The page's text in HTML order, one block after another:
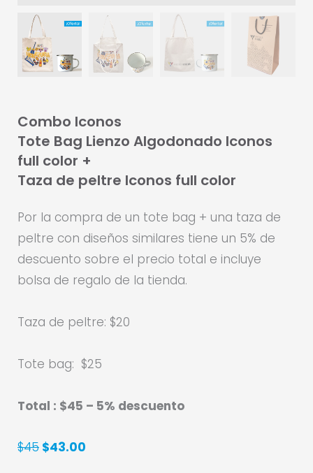
Combo Iconos
Tote Bag Lienzo Algodonado Iconos
full color +
Taza de peltre Iconos full color
Por la compra de un tote bag + una taza de
peltre con diseños similares tiene un 5% de
descuento sobre el precio total e incluye
bolsa de regalo de la tienda.
Taza de peltre: $20
Tote bag: $25
Total : $45 – 5% descuento
$45 $43.00